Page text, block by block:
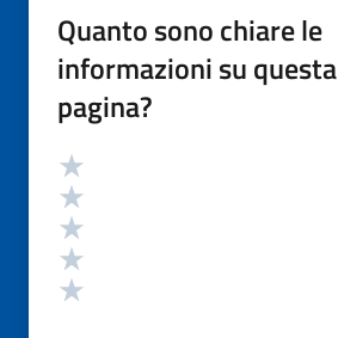
Quanto sono chiare le
informazioni su questa
pagina?
Valutazione